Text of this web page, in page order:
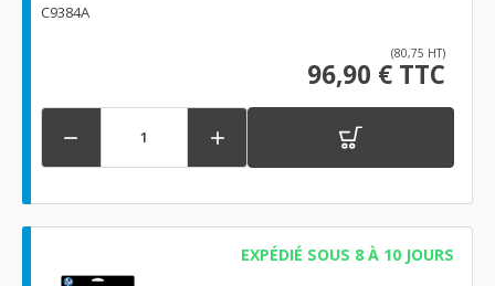
C9384A
(80,75 HT)
96,90 € TTC
 
EXPÉDIÉ SOUS 8 À 10 JOURS